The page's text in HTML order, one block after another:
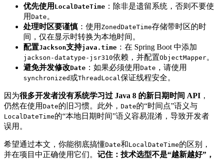
优先使用 LocalDateTime ：除非是遗留系统，否则不要使
用 Date 。
处理时区要谨慎 ：使用 ZonedDateTime存储带时区的时
间，仅在显示时转换为本地时间。
配置Jackson支持java.time ：在 Spring Boot 中添加
jackson-datatype-jsr310依赖，并配置ObjectMapper。
避免并发修改Date ：如果必须使用 Date ，请使用
synchronized或ThreadLocal保证线程安全。
因为很多开发者没有系统学习过 Java 8 的新日期时间 API ，
仍然在使用 Date的旧习惯。此外， Date的“时间点”语义与
LocalDateTime的“本地日期时间”语义容易混淆，导致开发者
误用。
希望通过本文，你能彻底搞懂Date和LocalDateTime的区别，
并在项目中正确使用它们。 记住：技术选型不是“越新越好”，